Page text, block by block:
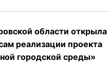
области открыла
реализации проекта
городской среды»